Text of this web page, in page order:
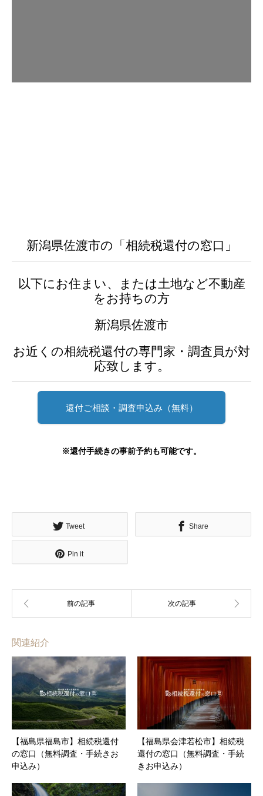
新潟県佐渡市の「相続税還付の窓口」
以下にお住まい、または土地など不動産
をお持ちの方
新潟県佐渡市
お近くの相続税還付の専門家・調査員が対
応致します。
還付ご相談・調査申込み（無料）
※還付手続きの事前予約も可能です。
Tweet Share
Pin it
関連紹介
【福島県福島市】相続税還付
の窓口（無料調査・手続きお
申込み）
【福島県会津若松市】相続税
還付の窓口（無料調査・手続
きお申込み）